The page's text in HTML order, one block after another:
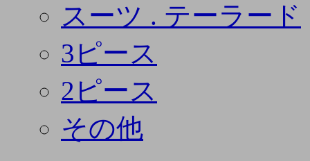
スーツ . テーラード
3ピース
2ピース
その他